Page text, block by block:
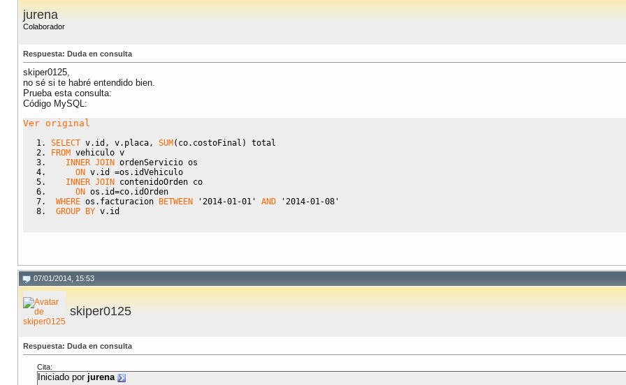
jurena
Colaborador
Respuesta: Duda en consulta
skiper0125,
no sé si te habré entendido bien.
Prueba esta consulta:
Código MySQL:
Ver original
SELECT v.id , v.placa , SUM( co.costoFinal )
total
FROM vehiculo v
INNER JOIN ordenServicio os
ON v.id =os.idVehiculo
INNER JOIN contenidoOrden co
ON os.id=co.idOrden
WHERE os.facturacion BETWEEN '2014-01-01' AND
'2014-01-08'
GROUP BY v.id
07/01/2014, 15:53
skiper0125
Respuesta: Duda en consulta
Cita:
Iniciado por jurena